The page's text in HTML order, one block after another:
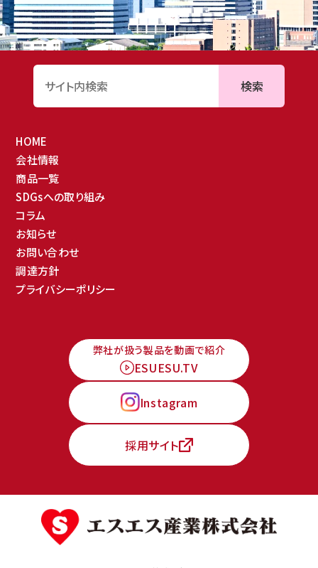
検索
HOME
会社情報
商品一覧
SDGsへの取り組み
コラム
お知らせ
お問い合わせ
調達方針
プライバシーポリシー
弊社が扱う製品を動画で紹介
ESUESU.TV
Instagram
採用サイト